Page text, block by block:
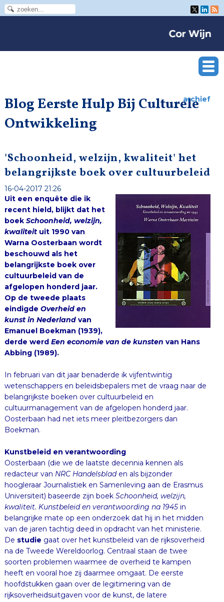
Blog Eerste Hulp Bij Culturele
Ontwikkeling
archief
'Schoonheid, welzijn, kwaliteit' het
belangrijkste boek over cultuurbeleid
16-04-2017 21:26
Uit een enquête die ik
recent hield, blijkt dat het
boek Schoonheid, welzijn,
kwaliteituit 1990 van
Warna Oosterbaan wordt
beschouwd als het
belangrijkste boek over
cultuurbeleid van de
afgelopen honderd jaar.
Op de tweede plaats
eindigde Overheid en
kunst in Nederlandvan
Emanuel Boekman (1939),
derde werd Een economie van de kunsten van Hans
Abbing (1989).
In februari van dit jaar benaderde ik vijfentwintig
wetenschappers en beleidsbepalers met de vraag naar de
belangrijkste boeken over cultuurbeleid en
cultuurmanagement van de afgelopen honderd jaar.
Oosterbaan had net iets meer pleitbezorgers dan
Boekman.
Kunstbeleid en verantwoording
Oosterbaan (die we de laatste decennia kennen als
redacteur van NRC Handelsbladen als bijzonder
hoogleraar Journalistiek en Samenleving aan de Erasmus
Universiteit) baseerde zijn boekSchoonheid, welzijn,
kwaliteit. Kunstbeleid en verantwoording na 1945 in
belangrijke mate op een onderzoek dat hij in het midden
van de jaren tachtig deed in opdracht van het ministerie.
De studie gaat over het kunstbeleid van de rijksoverheid
na de Tweede Wereldoorlog. Centraal staan de twee
soorten problemen waarmee de overheid te kampen
heeft en vooral hoe zij daarmee omgaat. De eerste
hoofdstukken gaan over de legitimering van de
rijksoverheidsuitgaven voor de kunst, de latere
hoofdstukken over de toewijzingscriteria voor